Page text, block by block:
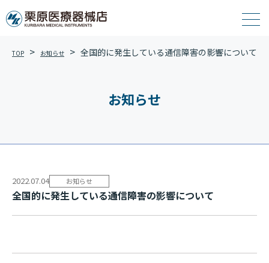
TOP お知らせ 全国的に発生している通信障害の影響について
お知らせ
2022.07.04 お知らせ
全国的に発生している通信障害の影響について